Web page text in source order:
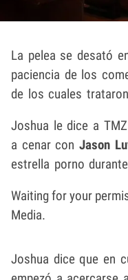
La pelea se desató
paciencia de los
de los cuales
Joshua le dice a
a cenar conJason
estrella porno
Waiting for your
Media.
Joshua dice que en